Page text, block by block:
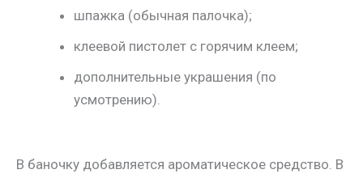
шпажка (обычная палочка);
клеевой пистолет с горячим клеем;
дополнительные украшения (по
усмотрению).
В баночку добавляется ароматическое средство. В